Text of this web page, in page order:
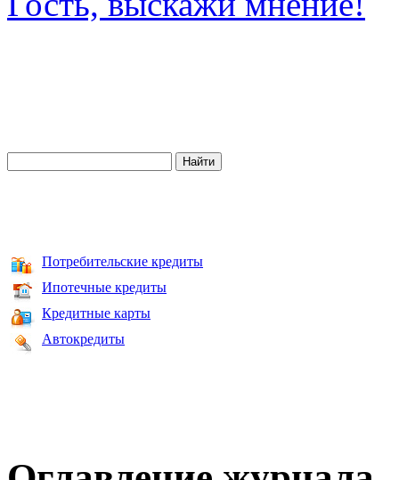
Потребительские кредиты
Ипотечные кредиты
Кредитные карты
Автокредиты